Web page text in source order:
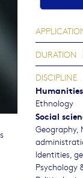
DURATION
DISCIPLINE
Humanities
Ethnology
Social
Geography,
Identities,
Psychology